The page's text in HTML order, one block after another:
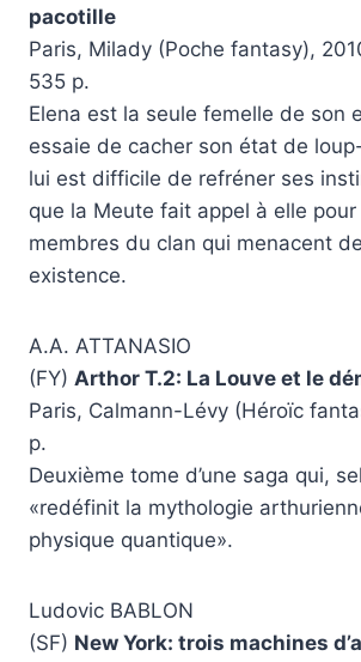
pacotille
Paris, Milady (Poche fantasy),
535 p.
Elena est la seule femelle de son
essaie de cacher son état de
lui est difficile de refréner ses
que la Meute fait appel à elle
membres du clan qui menacent
existence.
A.A. ATTANASIO
(FY) Arthor T.2: La Louve et le
Paris, Calmann-Lévy (Héroïc
p.
Deuxième tome d’une saga qui,
«redéfinit la mythologie
physique quantique».
Ludovic BABLON
(SF) New York: trois machines